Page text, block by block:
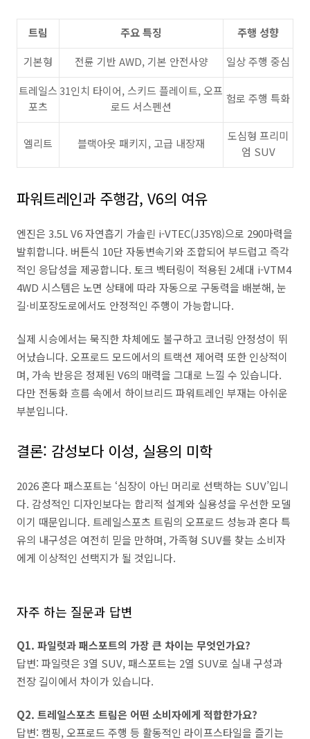
트림 주요 특징
주행 성향
기본형
전륜 기반 AWD, 기본 안전사양
일상 주행 중심
트레일스
포츠
31인치 타이어, 스키드 플레이트, 오프
로드 서스펜션
험로 주행 특화
엘리트 블랙아웃 패키지, 고급 내장재
도심형 프리미
엄 SUV
파워트레인과 주행감, V6의 여유
엔진은 3.5L V6 자연흡기 가솔린 i-VTEC(J35Y8)으로 290마력을
발휘합니다. 버튼식 10단 자동변속기와 조합되어 부드럽고 즉각
적인 응답성을 제공합니다. 토크 벡터링이 적용된 2세대 i-VTM4
4WD 시스템은 노면 상태에 따라 자동으로 구동력을 배분해, 눈
길·비포장도로에서도 안정적인 주행이 가능합니다.
실제 시승에서는 묵직한 차체에도 불구하고 코너링 안정성이 뛰
어났습니다. 오프로드 모드에서의 트랙션 제어력 또한 인상적이
며, 가속 반응은 정제된 V6의 매력을 그대로 느낄 수 있습니다.
다만 전동화 흐름 속에서 하이브리드 파워트레인 부재는 아쉬운
부분입니다.
결론: 감성보다 이성, 실용의 미학
2026 혼다 패스포트는 ‘심장이 아닌 머리로 선택하는 SUV’입니
다. 감성적인 디자인보다는 합리적 설계와 실용성을 우선한 모델
이기 때문입니다. 트레일스포츠 트림의 오프로드 성능과 혼다 특
유의 내구성은 여전히 믿을 만하며, 가족형 SUV를 찾는 소비자
에게 이상적인 선택지가 될 것입니다.
자주 하는 질문과 답변
Q1. 파일럿과 패스포트의 가장 큰 차이는 무엇인가요?
답변: 파일럿은 3열 SUV, 패스포트는 2열 SUV로 실내 구성과
전장 길이에서 차이가 있습니다.
Q2. 트레일스포츠 트림은 어떤 소비자에게 적합한가요?
답변: 캠핑, 오프로드 주행 등 활동적인 라이프스타일을 즐기는